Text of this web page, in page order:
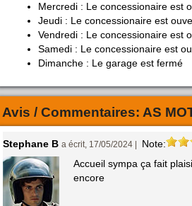
Mercredi : Le concessionaire est
Jeudi : Le concessionaire est
Vendredi : Le concessionaire est
Samedi : Le concessionaire est
Dimanche : Le garage est fermé
Avis / Commentaires: AS
Stephane B a écrit, 17/05/2024 |
Note:
Accueil sympa ça fait
encore